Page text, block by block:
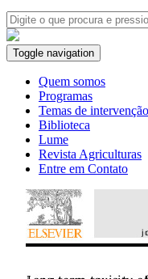
Toggle navigation
Quem somos
Programas
Temas de intervenção
Biblioteca
Lume
Revista Agriculturas
Entre em Contato